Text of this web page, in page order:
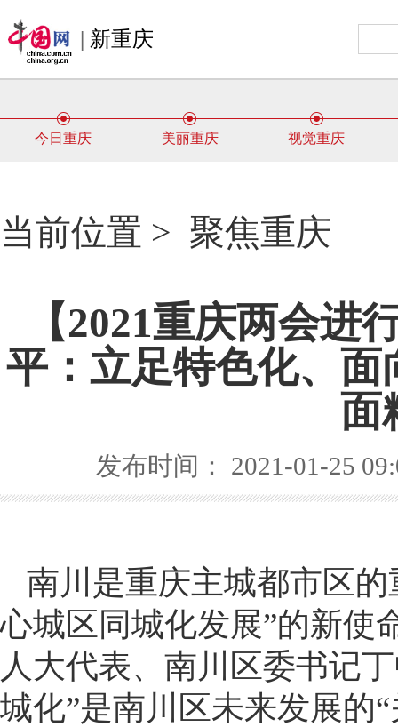
| 新重庆
今日重庆 美丽重庆 视觉重庆
当前位置 > 聚焦重庆
【2021重庆两会进
平：立足特色化、
面
发布时间： 2021-01-25
南川是重庆主城都市区
心城区同城化发展”的新使
人大代表、南川区委书记
城化”是南川区未来发展的